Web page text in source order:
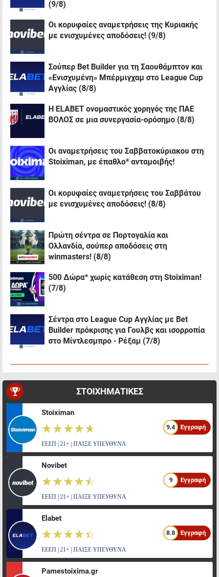
(9/8)
Oι κορυφαίες αναμετρήσεις της Κυριακής
με ενισχυμένες αποδόσεις! (9/8)
Σούπερ Bet Builder για τη Σαουθάμπτον και
«Ενισχυμένη» Μπέρμιγχαμ στο League Cup
Αγγλίας (8/8)
Η ELABET ονομαστικός χορηγός της ΠΑΕ
ΒΟΛΟΣ σε μια συνεργασία-ορόσημο (8/8)
Οι αναμετρήσεις του Σαββατοκύριακου στη
Stoiximan, με έπαθλο* ανταμοιβής!
Oι κορυφαίες αναμετρήσεις του Σαββάτου
με ενισχυμένες αποδόσεις! (8/8)
Πρώτη σέντρα σε Πορτογαλία και
Ολλανδία, σούπερ αποδόσεις στη
winmasters! (8/8)
500 Δώρα* χωρίς κατάθεση στη Stoiximan!
(7/8)
Σέντρα στο League Cup Αγγλίας με Bet
Builder πρόκρισης για Γουλβς και ισορροπία
στο Μίντλεσμπρο - Ρέξαμ (7/8)
ΣΤΟΙΧΗΜΑΤΙΚΕΣ
Stoiximan
☆☆☆☆☆
★★★★★ 9.4 Εγγραφή
ΕΕΕΠ | 21+ | ΠΑΙΞΕ ΥΠΕΥΘΥΝΑ
Novibet
☆☆☆☆☆
★★★★★ 9 Εγγραφή
ΕΕΕΠ | 21+ | ΠΑΙΞΕ ΥΠΕΥΘΥΝΑ
Elabet
☆☆☆☆☆
★★★★★ 8.8 Εγγραφή
ΕΕΕΠ | 21+ | ΠΑΙΞΕ ΥΠΕΥΘΥΝΑ
Pamestoixima.gr